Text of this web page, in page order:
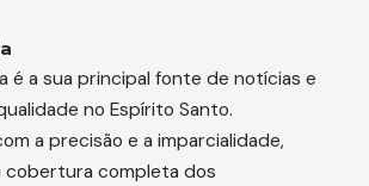
é a sua principal fonte de notícias e
no Espírito Santo.
a precisão e a imparcialidade,
cobertura completa dos